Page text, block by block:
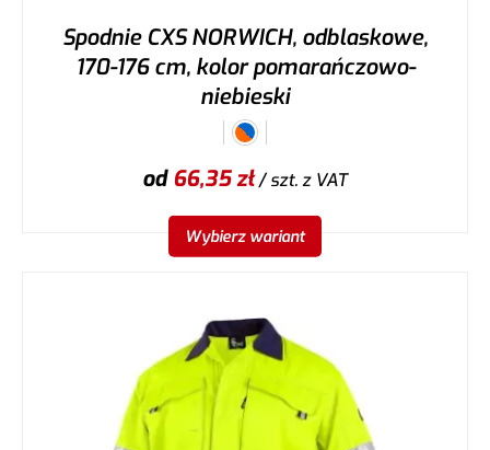
Spodnie CXS NORWICH, odblaskowe,
170-176 cm, kolor pomarańczowo-
niebieski
od66,35zł/ szt.z VAT
Wybierz wariant